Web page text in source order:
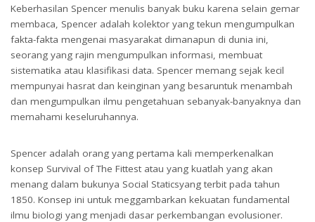
Keberhasilan Spencer menulis banyak buku karena selain gemar
membaca, Spencer adalah kolektor yang tekun mengumpulkan
fakta-fakta mengenai masyarakat dimanapun di dunia ini,
seorang yang rajin mengumpulkan informasi, membuat
sistematika atau klasifikasi data. Spencer memang sejak kecil
mempunyai hasrat dan keinginan yang besaruntuk menambah
dan mengumpulkan ilmu pengetahuan sebanyak-banyaknya dan
memahami keseluruhannya.
Spencer adalah orang yang pertama kali memperkenalkan
konsep Survival of The Fittest atau yang kuatlah yang akan
menang dalam bukunya Social Staticsyang terbit pada tahun
1850. Konsep ini untuk meggambarkan kekuatan fundamental
ilmu biologi yang menjadi dasar perkembangan evolusioner.